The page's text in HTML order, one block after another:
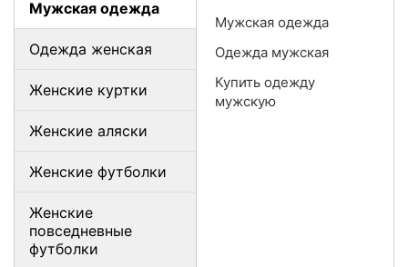
Мужская одежда
Одежда женская
Женские куртки
Женские аляски
Женские футболки
Женские
повседневные
футболки
Мужская одежда
Одежда мужская
Купить одежду
мужскую